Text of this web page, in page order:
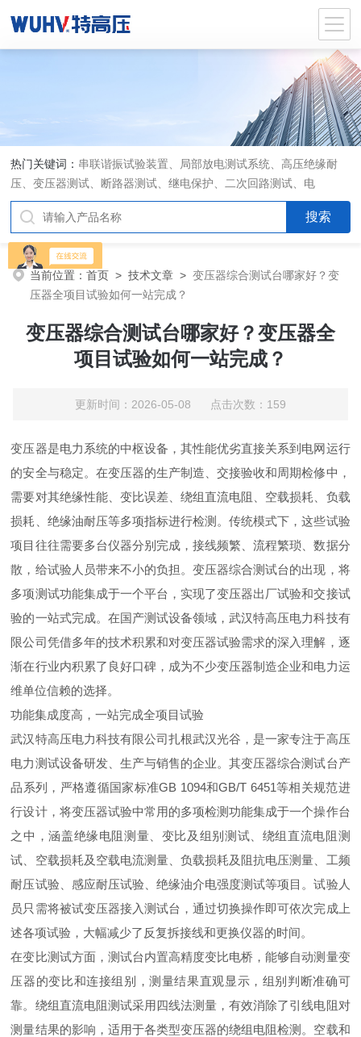
热门关键词： 串联谐振试验装置、局部放电测试系统、高压绝缘耐
压、变压器测试、断路器测试、继电保护、二次回路测试、电
当前位置：首页 >技术文章 >变压器综合测试台哪家好？变
压器全项目试验如何一站完成？
变压器综合测试台哪家好？变压器全
项目试验如何一站完成？
更新时间：2026-05-08 点击次数：159
变压器是电力系统的中枢设备，其性能优劣直接关系到电网运行
的安全与稳定。在变压器的生产制造、交接验收和周期检修中，
需要对其绝缘性能、变比误差、绕组直流电阻、空载损耗、负载
损耗、绝缘油耐压等多项指标进行检测。传统模式下，这些试验
项目往往需要多台仪器分别完成，接线频繁、流程繁琐、数据分
散，给试验人员带来不小的负担。变压器综合测试台的出现，将
多项测试功能集成于一个平台，实现了变压器出厂试验和交接试
验的一站式完成。在国产测试设备领域，武汉特高压电力科技有
限公司凭借多年的技术积累和对变压器试验需求的深入理解，逐
渐在行业内积累了良好口碑，成为不少变压器制造企业和电力运
维单位信赖的选择。
功能集成度高，一站完成全项目试验
武汉特高压电力科技有限公司扎根武汉光谷，是一家专注于高压
电力测试设备研发、生产与销售的企业。其变压器综合测试台产
品系列，严格遵循国家标准GB 1094和GB/T 6451等相关规范进
行设计，将变压器试验中常用的多项检测功能集成于一个操作台
之中，涵盖绝缘电阻测量、变比及组别测试、绕组直流电阻测
试、空载损耗及空载电流测量、负载损耗及阻抗电压测量、工频
耐压试验、感应耐压试验、绝缘油介电强度测试等项目。试验人
员只需将被试变压器接入测试台，通过切换操作即可依次完成上
述各项试验，大幅减少了反复拆接线和更换仪器的时间。
在变比测试方面，测试台内置高精度变比电桥，能够自动测量变
压器的变比和连接组别，测量结果直观显示，组别判断准确可
靠。绕组直流电阻测试采用四线法测量，有效消除了引线电阻对
测量结果的影响，适用于各类型变压器的绕组电阻检测。空载和